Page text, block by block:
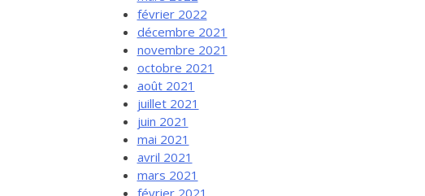
février 2022
décembre 2021
novembre 2021
octobre 2021
août 2021
juillet 2021
juin 2021
mai 2021
avril 2021
mars 2021
février 2021